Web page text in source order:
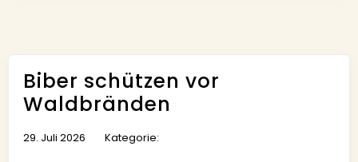
Biber schützen vor
Waldbränden
29. Juli 2026 Kategorie: